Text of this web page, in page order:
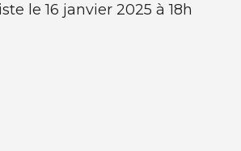
le 16 janvier 2025 à 18h